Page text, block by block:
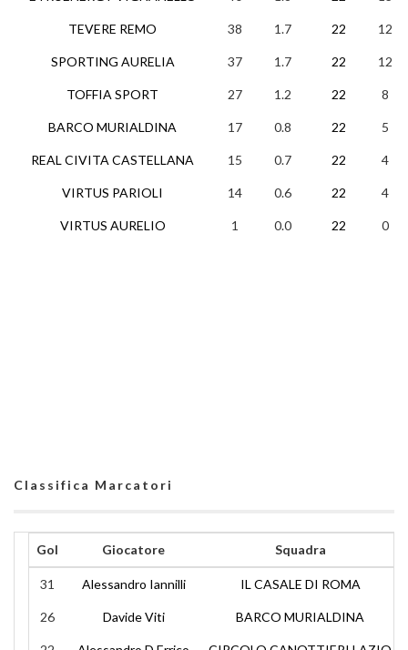
TEVERE REMO
SPORTING AURELIA
TOFFIA SPORT
BARCO MURIALDINA
REAL CIVITA CASTELLANA
VIRTUS PARIOLI
VIRTUS AURELIO
38 1.7 22 12
37 1.7 22 12
27 1.2 22 8
17 0.8 22 5
15 0.7 22 4
14 0.6 22 4
1 0.0 22 0
Classifica Marcatori
Gol Giocatore Squadra
31 Alessandro Iannilli IL CASALE DI ROMA
26 Davide Viti BARCO MURIALDINA